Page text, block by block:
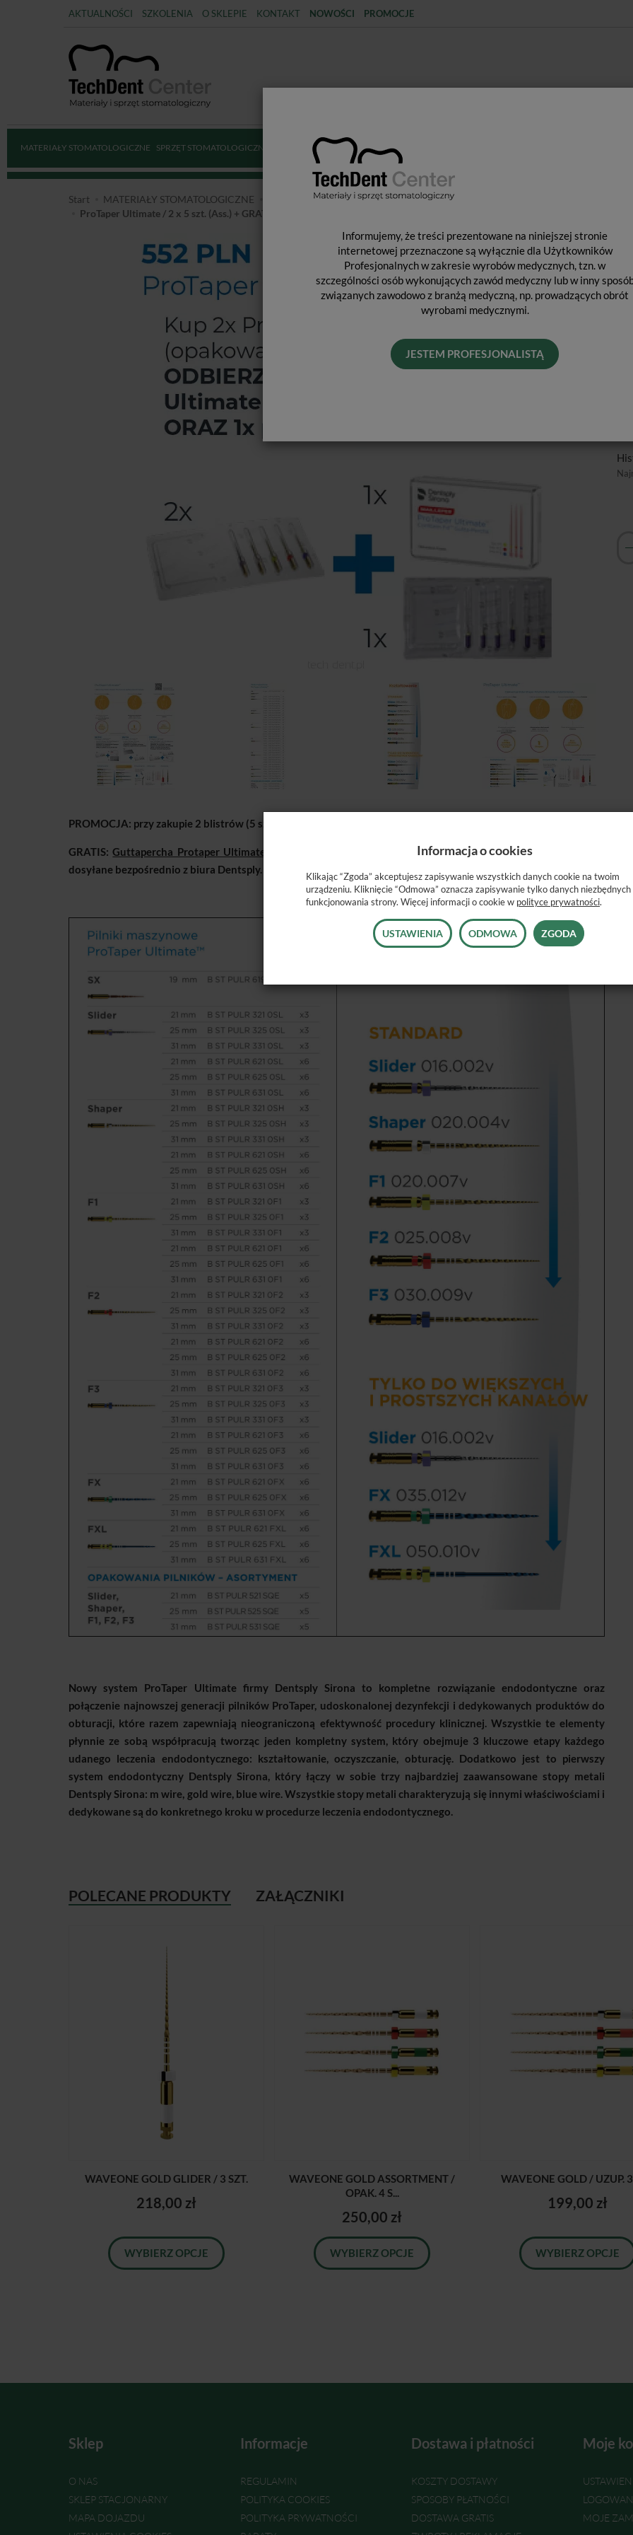
Informujemy, że treści prezentowane na niniejszej stronie
internetowej przeznaczone są wyłącznie dla Użytkowników
Profesjonalnych w zakresie wyrobów medycznych, tzn. w
szczególności osób wykonujących zawód medyczny lub w inny
związanych zawodowo z branżą medyczną, np. prowadzących obrót
wyrobami medycznymi.
JESTEM PROFESJONALISTĄ
AKTUALNOŚCI SZKOLENIA O SKLEPIE KONTAKT NOWOŚCI PROMOCJE
MATERIAŁY STOMATOLOGICZNE SPRZĘT STOMATOLOGICZNY DEZYNFEKCJA STERYLIZACJA
Start MATERIAŁY STOMATOLOGICZNE ENDODONCJA
Narzędzia kanałowe
ProTaper Ultimate / 2 x 5 szt. (Ass.) + GRATIS: 1x Gutaperka Protaper Ultimate (Ass. F1-F3) + 1x K-file 010 (6 szt.)
PROMOCJA: przy zakupie 2 blistrów (5 szt.) Protaper Ultimate Sequence (Slider, Shaper, F1, F2, F3)
GRATIS:Guttapercha Protaper Ultimate Ass. F1-F3 (60 szt.)
oraz pilniki K-file w rozm. 010 dł. 25mm (6 szt.)
dosyłane bezpośrednio z biura Dentsply.
Nowy system ProTaper Ultimate firmy Dentsply Sirona to kompletne rozwiązanie endodontyczne oraz
połączenie najnowszej generacji pilników ProTaper, udoskonalonej dezynfekcji i dedykowanych produktów do
obturacji, które razem zapewniają nieograniczoną efektywność procedury klinicznej. Wszystkie te elementy
płynnie ze sobą współpracują tworząc jeden kompletny system, który obejmuje 3 kluczowe etapy każdego
udanego leczenia endodontycznego: kształtowanie, oczyszczanie, obturację. Dodatkowo jest to pierwszy
system endodontyczny Dentsply Sirona, który łączy w sobie trzy najbardziej zaawansowane stopy metali
Dentsply Sirona: m wire, gold wire, blue wire. Wszystkie stopy metali charakteryzują się innymi właściwościami i
dedykowane są do konkretnego kroku w procedurze leczenia endodontycznego.
POLECANE PRODUKTY ZAŁĄCZNIKI
WAVEONE GOLD GLIDER / 3 SZT.
218,00 zł
WYBIERZ OPCJE
WAVEONE GOLD ASSORTMENT /
OPAK. 4 S...
250,00 zł
WYBIERZ OPCJE
WAVEONE GOLD / UZUP. 3
199,00 zł
WYBIERZ OPCJE
Sklep
O NAS
SKLEP STACJONARNY
MAPA DOJAZDU
Informacje
REGULAMIN
POLITYKA COOKIES
POLITYKA PRYWATNOŚCI
Dostawa i płatności
KOSZTY DOSTAWY
SPOSOBY PŁATNOŚCI
DOSTAWA GRATIS
Moje
MOJE
Informacja o cookies
Klikając “Zgoda” akceptujesz zapisywanie wszystkich danych cookie na twoim
urządzeniu. Kliknięcie “Odmowa” oznacza zapisywanie tylko danych niezbędnych
funkcjonowania strony. Więcej informacji o cookie w polityce prywatności.
USTAWIENIA ODMOWA ZGODA